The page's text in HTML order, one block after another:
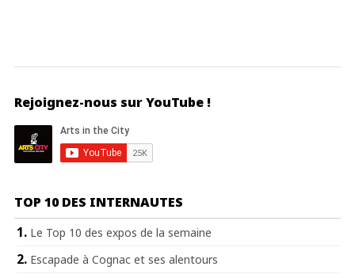
Rejoignez-nous sur YouTube !
TOP 10 DES INTERNAUTES
Le Top 10 des expos de la semaine
Escapade à Cognac et ses alentours